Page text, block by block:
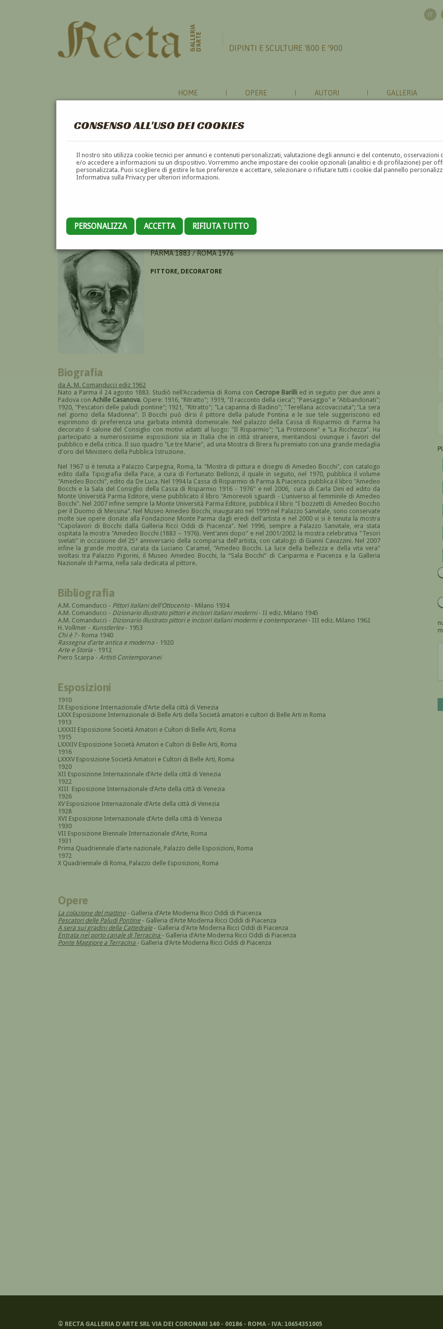
CONSENSO ALL'USO DEI COOKIES
Il nostro sito utilizza cookie tecnici per annunci e contenuti personalizzati, valutazione degli annunci e del contenuto,
e/o accedere a informazioni su un dispositivo. Vorremmo anche impostare dei cookie opzionali (analitici e di profilazione) per
personalizzata. Puoi scegliere di gestire le tue preferenze e accettare, selezionare o rifiutare tutti i cookie dal pannello
Informativa sulla Privacy per ulteriori informazioni.
PERSONALIZZA ACCETTA RIFIUTA TUTTO
GALLERIAD'ARTE DIPINTI E SCULTURE '800 E '900
HOME OPERE AUTORI GALLERIA
AMEDEO BOCCHI
PARMA 1883 / ROMA 1976
PITTORE, DECORATORE
Biografia
da A. M. Comanducci ediz 1962
Nato a Parma il 24 agosto 1883. Studiò nell'Accademia di Roma con Cecrope Barillied in seguito per due anni a
Padova conAchille Casanova. Opere: 1916, "Ritratto"; 1919, "Il racconto della cieca"; "Paesaggio" e "Abbandonati";
1920, "Pescatori delle paludi pontine"; 1921, "Ritratto"; "La capanna di Badino"; "Terellana accovacciata"; "La sera
nel giorno della Madonna". Il Bocchi può dirsi il pittore della palude Pontina e le sue tele suggeriscono ed
esprimono di preferenza una garbata intimità domenicale. Nel palazzo della Cassa di Risparmio di Parma ha
decorato il salone del Consiglio con motivi adatti al luogo: "Il Risparmio"; "La Protezione" e "La Ricchezza". Ha
partecipato a numerosissime esposizioni sia in Italia che in città straniere, meritandosi ovunque i favori del
pubblico e della critica. Il suo quadro "Le tre Marie", ad una Mostra di Brera fu premiato con una grande medaglia
d'oro del Ministero della Pubblica Istruzione.
Nel 1967 si è tenuta a Palazzo Carpegna, Roma, la "Mostra di pittura e disegni di Amedeo Bocchi", con catalogo
edito dalla Tipografia della Pace, a cura di Fortunato Bellonzi, il quale in seguito, nel 1970, pubblica il volume
"Amedeo Bocchi", edito da De Luca. Nel 1994 la Cassa di Risparmio di Parma & Piacenza pubblica il libro "Amedeo
Bocchi e la Sala del Consiglio della Cassa di Risparmio 1916 - 1976" e nel 2006, cura di Carla Dini ed edito da
Monte Università Parma Editore, viene pubblicato il libro "Amorevoli sguardi - L'universo al femminile di Amedeo
Bocchi". Nel 2007 infine sempre la Monte Università Parma Editore, pubblica il libro "I bozzetti di Amedeo Boccho
per il Duomo di Messina". Nel Museo Amedeo Bocchi, inaugurato nel 1999 nel Palazzo Sanvitale, sono conservate
molte sue opere donate alla Fondazione Monte Parma dagli eredi dell'artista e nel 2000 vi si è tenuta la mostra
"Capolavori di Bocchi dalla Galleria Ricci Oddi di Piacenza". Nel 1996, sempre a Palazzo Sanvitale, era stata
ospitata la mostra "Amedeo Bocchi (1883 – 1976). Vent’anni dopo" e nel 2001/2002 la mostra celebrativa "Tesori
svelati" in occasione del 25° anniversario della scomparsa dell'artista, con catalogo di Gianni Cavazzini. Nel 2007
infine la grande mostra, curata da Luciano Caramel, "Amedeo Bocchi. La luce della bellezza e della vita vera"
svoltasi tra Palazzo Pigorini, il Museo Amedeo Bocchi, la “Sala Bocchi” di Cariparma e Piacenza e la Galleria
Nazionale di Parma, nella sala dedicata al pittore.
Bibliografia
A.M. Comanducci - Pittori italiani dell'Ottocento- Milano 1934
A.M. Comanducci - Dizionario illustrato pittori e incisori italiani moderni- II ediz. Milano 1945
A.M. Comanducci - Dizionario illustrato pittori e incisori italiani moderni e contemporanei- III ediz. Milano 1962
H. Vollmer - Kunstlerlex- 1953
Chi è ?- Roma 1940
Rassegna d'arte antica e moderna - 1920
Arte e Storia - 1912
Piero Scarpa - Artisti Contemporanei
Esposizioni
1910
IX Esposizione Internazionale d’Arte della città di Venezia
LXXX Esposizione Internazionale di Belle Arti della Società amatori e cultori di Belle Arti in Roma
1913
LXXXII Esposizione Società Amatori e Cultori di Belle Arti, Roma
1915
LXXXIV Esposizione Società Amatori e Cultori di Belle Arti, Roma
1916
LXXXV Esposizione Società Amatori e Cultori di Belle Arti, Roma
1920
XII Esposizione Internazionale d’Arte della città di Venezia
1922
XIII Esposizione Internazionale d’Arte della città di Venezia
1926
XV Esposizione Internazionale d’Arte della città di Venezia
1928
XVI Esposizione Internazionale d’Arte della città di Venezia
1930
VII Esposizione Biennale Internazionale d’Arte, Roma
1931
Prima Quadriennale d’arte nazionale, Palazzo delle Esposizioni, Roma
1972
X Quadriennale di Roma, Palazzo delle Esposizioni, Roma
Opere
La colazione del mattino- Galleria d'Arte Moderna Ricci Oddi di Piacenza
Pescatori delle Paludi Pontine - Galleria d'Arte Moderna Ricci Oddi di Piacenza
A sera sui gradini della Cattedrale - Galleria d'Arte Moderna Ricci Oddi di Piacenza
Entrata nel porto canale di Terracina - Galleria d'Arte Moderna Ricci Oddi di Piacenza
Ponte Maggiore a Terracina - Galleria d'Arte Moderna Ricci Oddi di Piacenza
© RECTA GALLERIA D'ARTE SRL VIA DEI CORONARI 140 - 00186 - ROMA - IVA: 10654351005